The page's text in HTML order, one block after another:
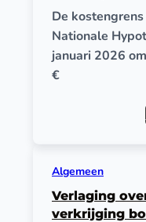
De
Nationale
januari 2026
€
Algemeen
Verlaging
verkrijging